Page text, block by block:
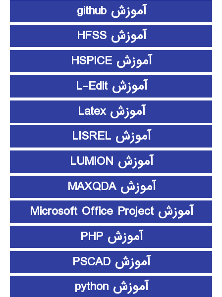
آموزش github
آموزش HFSS
آموزش HSPICE
آموزش L-Edit
آموزش Latex
آموزش LISREL
آموزش LUMION
آموزش MAXQDA
آموزش Microsoft Office Project
آموزش PHP
آموزش PSCAD
آموزش python